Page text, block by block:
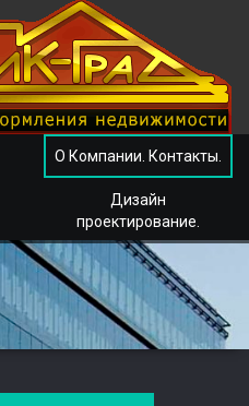
О Компании. Контакты.
Дизайн
проектирование.